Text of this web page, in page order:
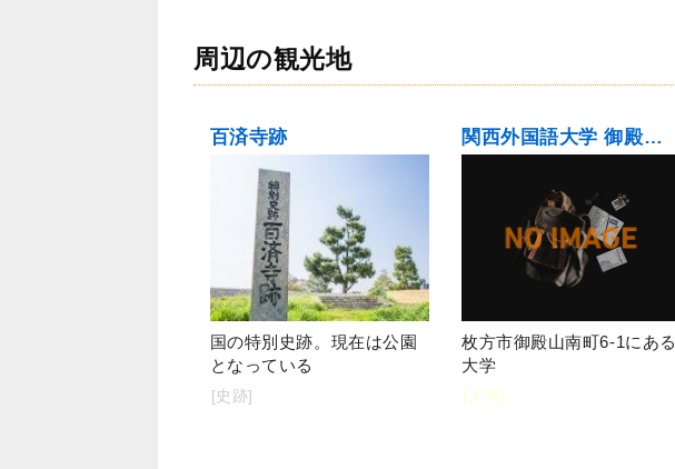
周辺の観光地
百済寺跡
国の特別史跡。現在は公園
となっている
[史跡]
関西外国語大学 御殿山キャンパス・グローバルタウン
枚方市御殿山南町6-1にある
大学
[大学]